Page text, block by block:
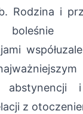
Rodzina i
i
z